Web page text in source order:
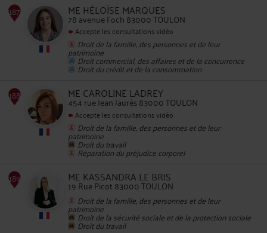
187
ME HÉLOÏSE MARQUES
78 avenue Foch 83000 TOULON
Accepte les consultations vidéo
Droit de la famille, des personnes et de leur
patrimoine
Droit commercial, des affaires et de la concurrence
Droit du crédit et de la consommation
ME CAROLINE LADREY
454 rue Jean Jaurès 83000 TOULON
Accepte les consultations vidéo
Droit de la famille, des personnes et de leur
patrimoine
Droit du travail
Réparation du préjudice corporel
ME KASSANDRA LE BRIS
19 Rue Picot 83000 TOULON
Droit de la famille, des personnes et de leur
patrimoine
Droit de la sécurité sociale et de la protection sociale
Droit du travail